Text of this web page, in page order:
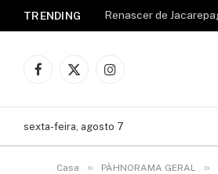
TRENDING
Facebook
X
Instagram
sexta-feira, agosto 7
Casa » PÀHNORAMA GERAL »